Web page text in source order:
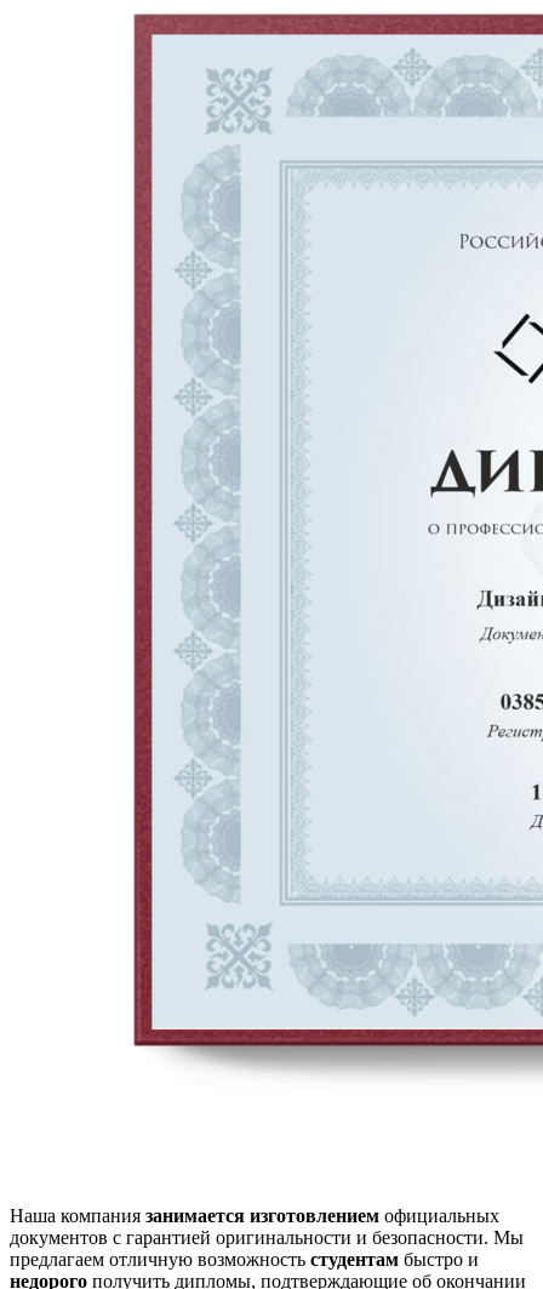
Наша компания занимается изготовлением официальных
документов с гарантией оригинальности и безопасности. Мы
предлагаем отличную возможность студентам быстро и
недорого получить дипломы, подтверждающие об окончании